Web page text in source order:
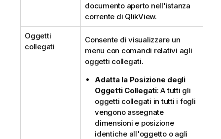
documento aperto nell'istanza
corrente di QlikView.
Oggetti
collegati
Consente di visualizzare un
menu con comandi relativi agli
oggetti collegati.
Adatta la Posizione degli
Oggetti Collegati: A tutti gli
oggetti collegati in tutti i fogli
vengono assegnate
dimensioni e posizione
identiche all'oggetto o agli